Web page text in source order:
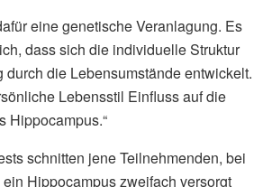
eine genetische Veranlagung. Es
dass sich die individuelle Struktur
durch die Lebensumstände entwickelt.
Lebensstil Einfluss auf die
Hippocampus.“
schnitten jene Teilnehmenden, bei
Hippocampus zweifach versorgt